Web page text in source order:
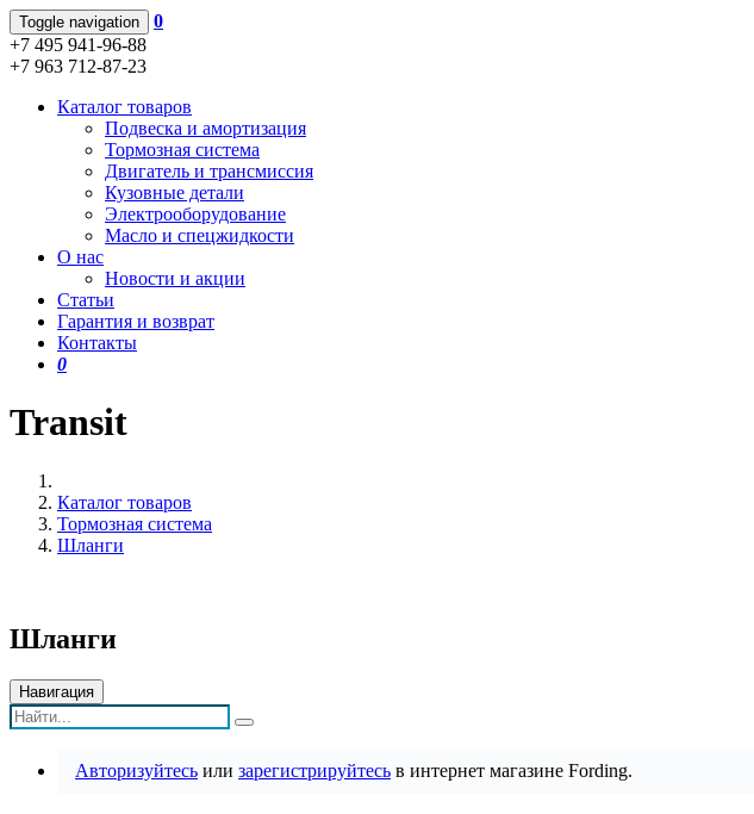
Toggle navigation
0
+7 495 941-96-88
+7 963 712-87-23
Каталог товаров
Подвеска и амортизация
Тормозная система
Двигатель и трансмиссия
Кузовные детали
Электрооборудование
Масло и спецжидкости
О нас
Новости и акции
Статьи
Гарантия и возврат
Контакты
0
Transit
Каталог товаров
Тормозная система
Шланги
Шланги
Навигация
Авторизуйтесь или зарегистрируйтесь в интернет магазине Fording.